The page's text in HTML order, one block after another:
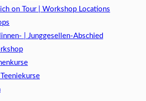
on Tour | Workshop Locations
| Junggesellen-Abschied